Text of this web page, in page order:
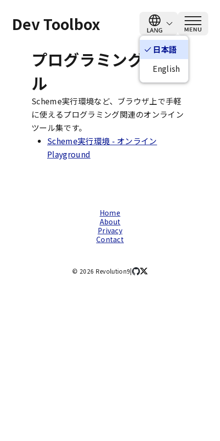
Dev Toolbox
check 日本語
English
プログラミングツー
ル
Scheme実行環境など、ブラウザ上で手軽
に使えるプログラミング関連のオンライン
ツール集です。
Scheme実行環境 - オンライン
Playground
Home
About
Privacy
Contact
© 2026 Revolution9|